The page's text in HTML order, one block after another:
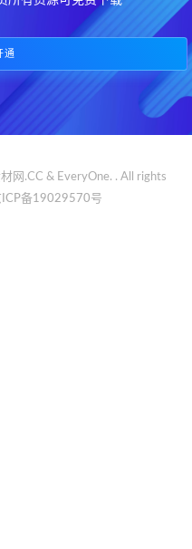
通
网.CC & EveryOne. . All rights
ICP备19029570号